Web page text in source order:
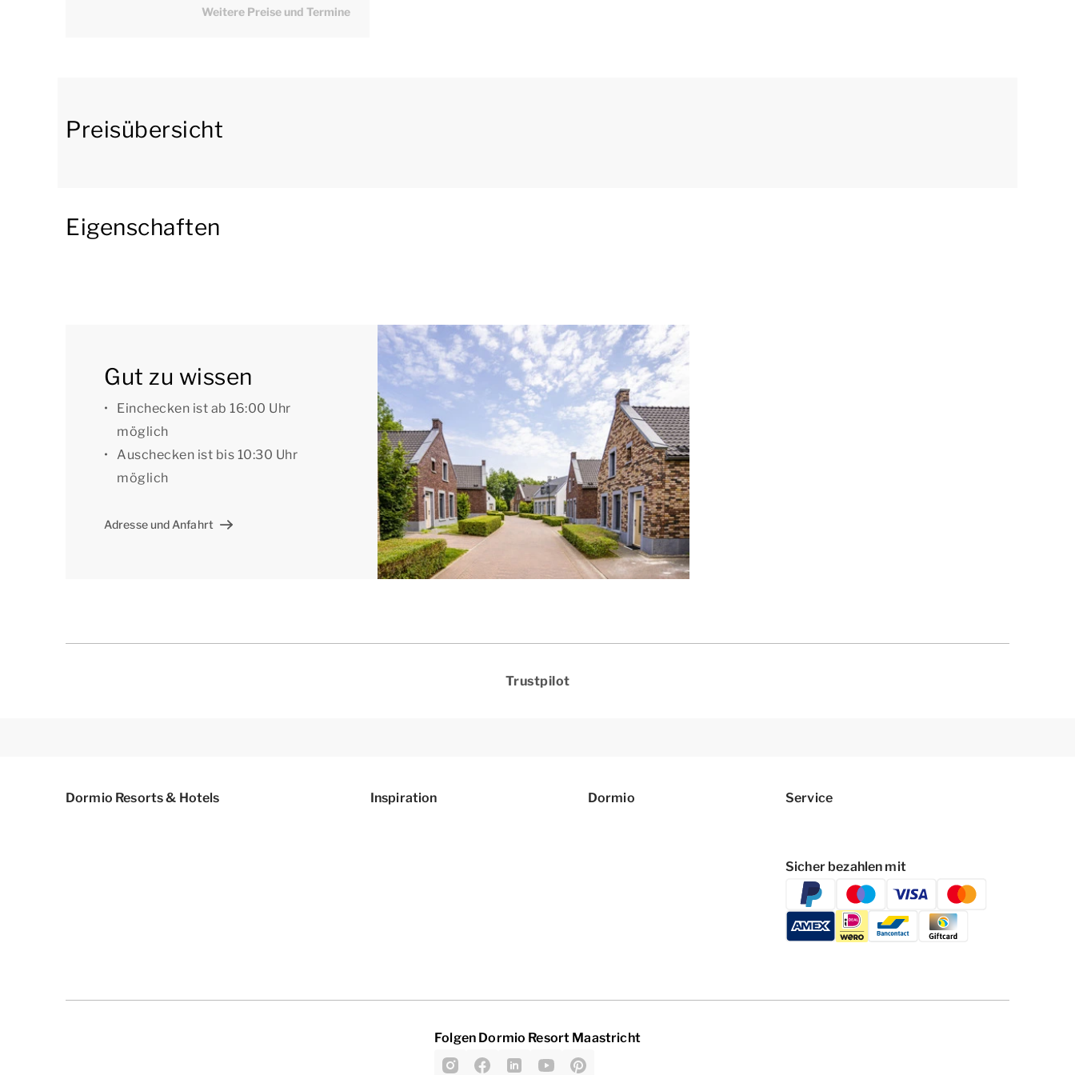
Doppelwaschbecken. Eines der Badezimmer verfügt auch über eine Badewanne.
gelangen Sie über Flügeltüren auf die möblierte Gartenterrasse mit Außenkamin.
Es gibt 2 Parkplätze neben dem Haus. Sie können selbstverständlich das kostenlose WLAN
nutzen. Mehrere Häuser sind mit einer Ladestation für elektrische Autos ausgestattet. Bei Ihrer
Reservierung können Sie Ihre Präferenz angeben (je nach Verfügbarkeit).
Gut zu wissen: Im Winter ist es nicht möglich, die Außendusche zu benutzen.
[i]Die Aufteilung der Unterkunft kann variieren. Die Grundrisse und Bilder vermitteln einen guten
Eindruck, dienen aber nur zur Veranschaulichung.[/i]
Weitere Preise und Termine
Preisübersicht
Eigenschaften
Gut zu wissen
Einchecken ist ab 16:00 Uhr
möglich
Auschecken ist bis 10:30 Uhr
möglich
Adresse und Anfahrt
Trustpilot
Dormio Resorts & Hotels Inspiration Dormio Service
Sicher bezahlen mit
Folgen Dormio Resort Maastricht